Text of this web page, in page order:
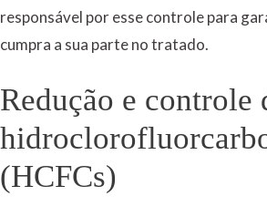
responsável por esse controle para
cumpra a sua parte no tratado.
Redução e controle
(HCFCs)